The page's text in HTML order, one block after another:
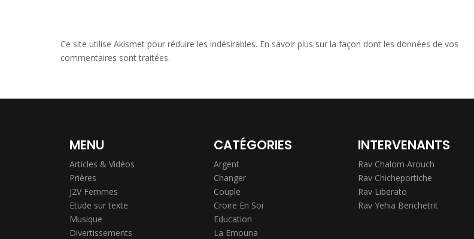
Ce site utilise Akismet pour réduire les indésirables. En savoir plus sur la façon dont les données de vos
commentaires sont traitées.
MENU
Articles & Vidéos
Prières
J2V Femmes
Etude sur texte
Musique
Divertissements
CATÉGORIES
Argent
Changer
Couple
Croire En Soi
Education
La Emouna
INTERVENANTS
Rav Chalom Arouch
Rav Chicheportiche
Rav Liberato
Rav Yehia Benchetrit